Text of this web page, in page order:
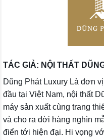
TÁC GIẢ: NỘI THẤT
Dũng Phát Luxury Là đơn
đầu tại Việt Nam, nội thất
máy sản xuất cùng trang
và cho ra đời hàng nghìn
điển tới hiện đại. Hi vọng